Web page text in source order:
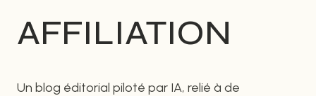
AFFILIATION
Un blog éditorial piloté par IA, relié à de